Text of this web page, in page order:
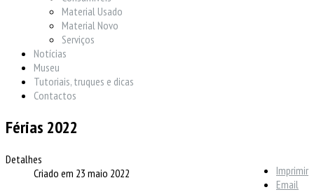
Material Usado
Material Novo
Serviços
Notícias
Museu
Tutoriais, truques e dicas
Contactos
Férias 2022
Imprimir
Email
Detalhes
Criado em 23 maio 2022